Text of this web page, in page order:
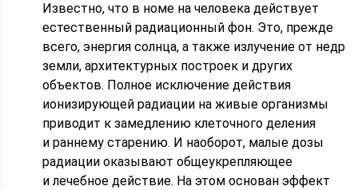
Известно, что в номе на человека действует
естественный радиационный фон. Это, прежде
всего, энергия солнца, а также излучение от недр
земли, архитектурных построек и других
объектов. Полное исключение действия
ионизирующей радиации на живые организмы
приводит к замедлению клеточного деления
и раннему старению. И наоборот, малые дозы
радиации оказывают общеукрепляющее
и лечебное действие. На этом основан эффект